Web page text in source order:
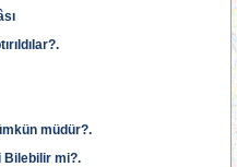
müdür?.
Bilebilir mi?.